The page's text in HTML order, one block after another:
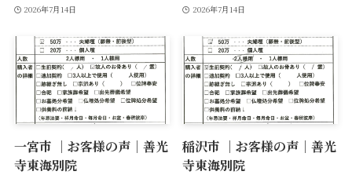
2026年7月14日 2026年7月14日
一宮市 ｜お客様の声｜善光
寺東海別院
稲沢市 ｜お客様の声｜善光
寺東海別院